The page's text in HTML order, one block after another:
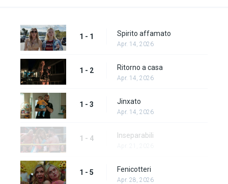
1 - 1 Spirito affamato
Apr. 14, 2026
1 - 2 Ritorno a casa
Apr. 14, 2026
1 - 3 Jinxato
Apr. 14, 2026
1 - 4 Inseparabili
1 - 5 Fenicotteri
Apr. 28, 2026